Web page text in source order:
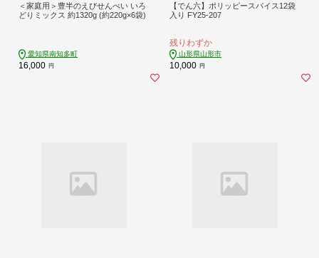
＜家庭用＞豊半のえびせんべい いろ
どりミックス 約1320g (約220g×6袋)
愛知県南知多町
16,000 円
【でん六】ポリッピースパイス12袋
入り FY25-207
残りわずか
山形県山形市
10,000 円